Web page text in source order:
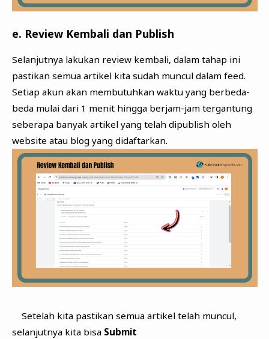
e. Review Kembali dan Publish
Selanjutnya lakukan review kembali, dalam tahap ini
pastikan semua artikel kita sudah muncul dalam feed.
Setiap akun akan membutuhkan waktu yang berbeda-
beda mulai dari 1 menit hingga berjam-jam tergantung
seberapa banyak artikel yang telah dipublish oleh
website atau blog yang didaftarkan.
Setelah kita pastikan semua artikel telah muncul,
selanjutnya kita bisa Submit